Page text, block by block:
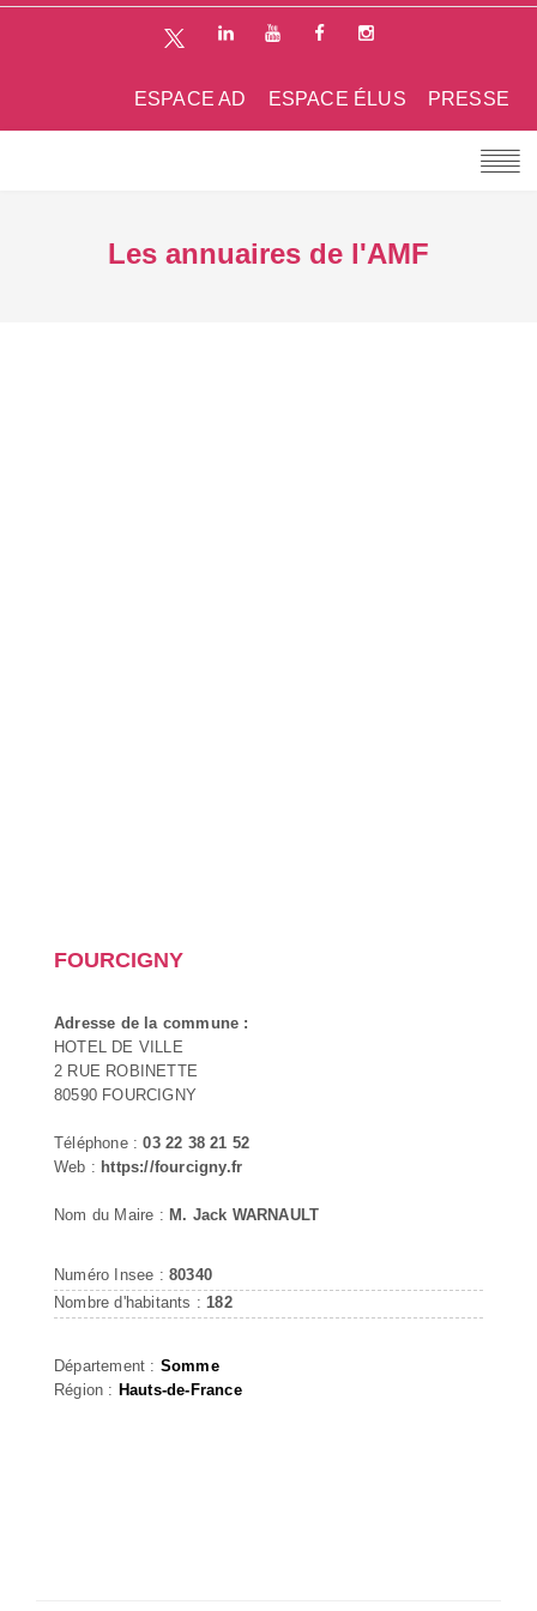
PRESSE
ESPACE ÉLUS
ESPACE AD
Les annuaires de l'AMF
FOURCIGNY
Adresse de la commune :
HOTEL DE VILLE
2 RUE ROBINETTE
80590 FOURCIGNY
Téléphone :03 22 38 21 52
Web : https://fourcigny.fr
Nom du Maire : M. Jack WARNAULT
Numéro Insee : 80340
Nombre d'habitants : 182
Département : Somme
Région : Hauts-de-France